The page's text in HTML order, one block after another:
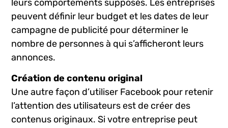
publier des ⁤publicités. Les publicités ciblent les
utilisateurs en fonction de leurs intérêts et de‍
leurs comportements supposés. ​Les entreprises⁣
peuvent définir​ leur ​budget et⁣ les dates de leur
⁤campagne de publicité pour déterminer ⁣le
nombre de personnes⁤ à qui s’afficheront leurs
annonces.
Création de contenu original
Une autre façon d’utiliser Facebook pour ​retenir